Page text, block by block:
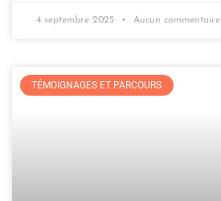
4 septembre 2025 Aucun commentaire
TÉMOIGNAGES ET PARCOURS